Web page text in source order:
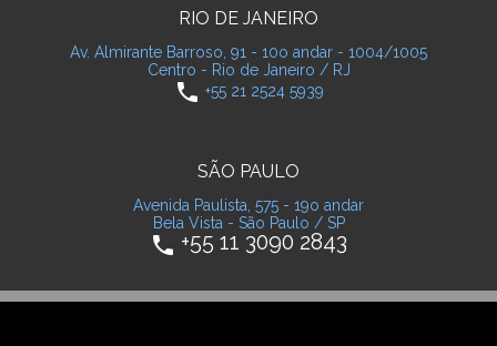
RIO DE JANEIRO
Av. Almirante Barroso, 91 - 10o andar - 1004/1005
Centro - Rio de Janeiro / RJ
phone +55 21 2524 5939
SÃO PAULO
Avenida Paulista, 575 - 19o andar
Bela Vista - São Paulo / SP
phone +55 11 3090 2843